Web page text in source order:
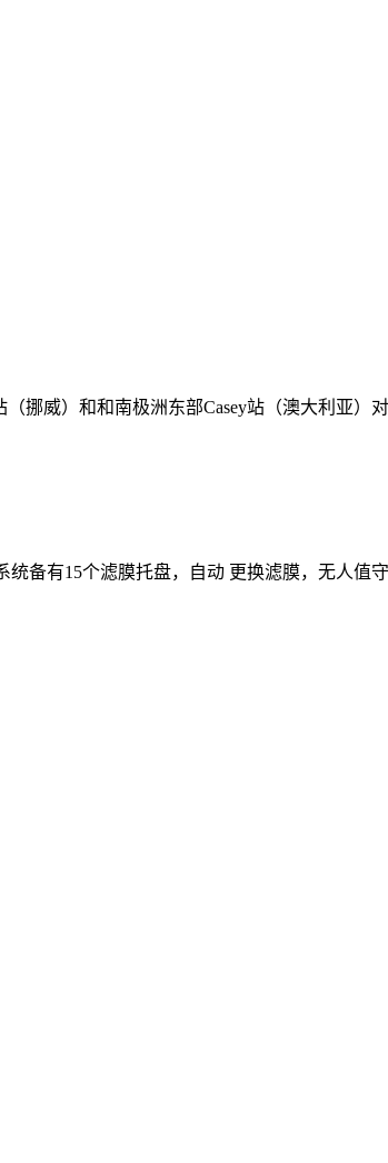
挪威）和和南极洲东部Casey站（澳大利亚）
备有15个滤膜托盘，自动 更换滤膜，无人值